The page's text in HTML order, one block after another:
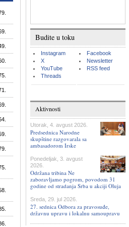
Budite u toku
Instagram
X
YouTube
Threads
Facebook
Newsletter
RSS feed
Aktivnosti
Utorak, 4. avgust 2026.
Predsednica Narodne
skupštine razgovarala sa
ambasadorom Irske
Ponedeljak, 3. avgust
2026.
Održana tribina Ne
zaboravljamo pogrom, povodom 31
godine od stradanja Srba u akciji Oluja
Sreda, 29. jul 2026.
27. sednica Odbora za pravosuđe,
državnu upravu i lokalnu samoupravu